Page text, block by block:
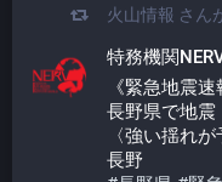
火山情報 さん
特務機関
《緊急地震
長野県で地震
〈強い揺れ
長野